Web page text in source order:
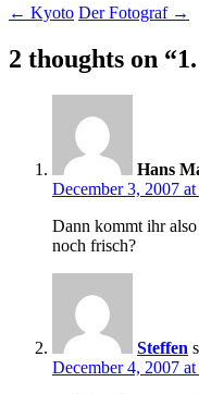
Post
navigation
← Kyoto Der Fotograf →
2 thoughts on “
Hans
December 3, 2007
Dann kommt ihr
noch frisch?
Steffen
December 4, 2007